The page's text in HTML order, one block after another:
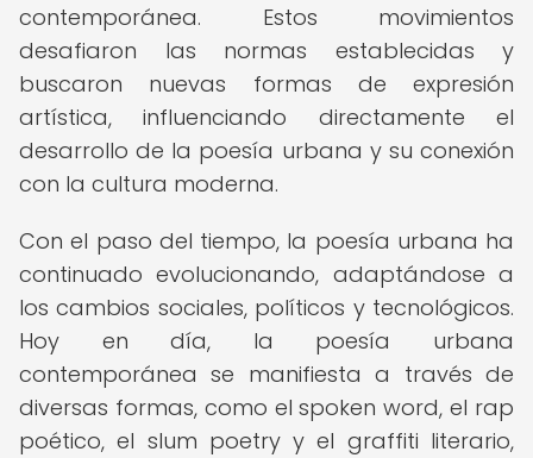
contemporánea. Estos movimientos
desafiaron las normas establecidas y
buscaron nuevas formas de expresión
artística, influenciando directamente el
desarrollo de la poesía urbana y su conexión
con la cultura moderna.
Con el paso del tiempo, la poesía urbana ha
continuado evolucionando, adaptándose a
los cambios sociales, políticos y tecnológicos.
Hoy en día, la poesía urbana
contemporánea se manifiesta a través de
diversas formas, como el spoken word, el rap
poético, el slum poetry y el graffiti literario,